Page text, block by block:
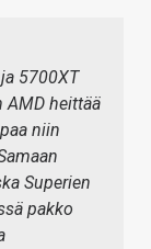
5700XT
AMD heittää
niin
Superien
pakko